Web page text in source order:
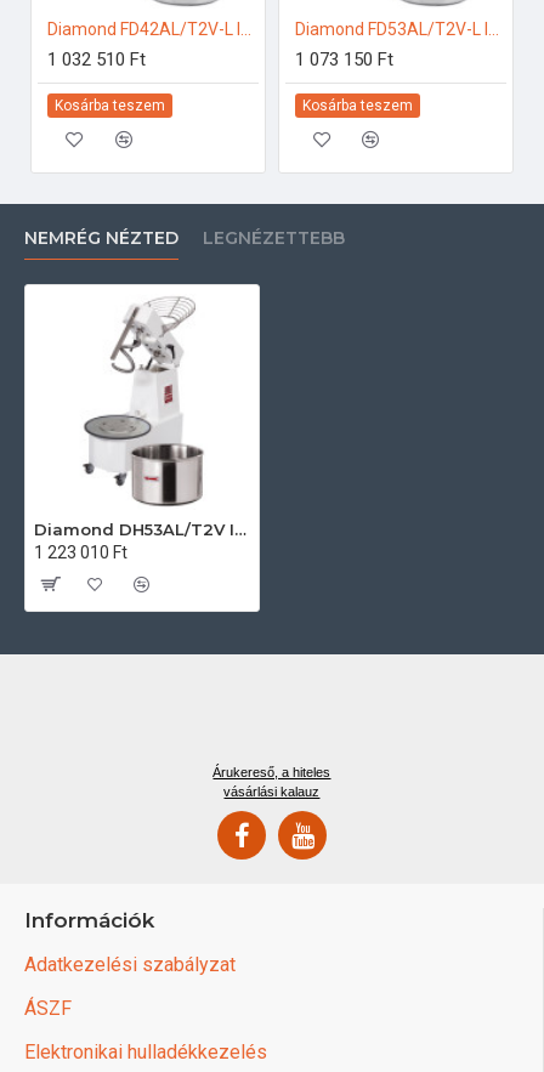
1 032 510 Ft
Kosárba teszem
1 073 150 Ft
Kosárba teszem
NEMRÉG NÉZTED LEGNÉZETTEBB
Diamond DH53AL/T2V Ipari konyhai előkészítés
1 223 010 Ft
Árukereső, a hiteles
vásárlási kalauz
Információk
Adatkezelési szabályzat
ÁSZF
Elektronikai hulladékkezelés